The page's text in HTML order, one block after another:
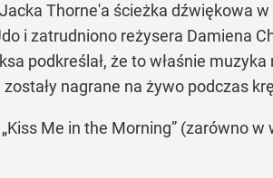
Thorne'a ścieżka dźwiękowa w
i zatrudniono reżysera Damiena
podkreślał, że to właśnie muzyka
nagrane na żywo podczas
„Kiss Me in the Morning” (zarówno w